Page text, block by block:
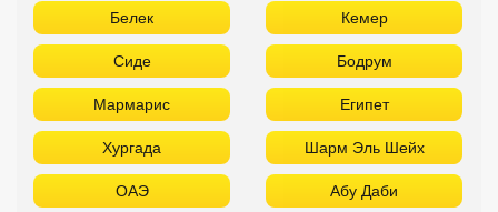
Белек Кемер
Сиде Бодрум
Мармарис Египет
Хургада Шарм Эль Шейх
ОАЭ Абу Даби